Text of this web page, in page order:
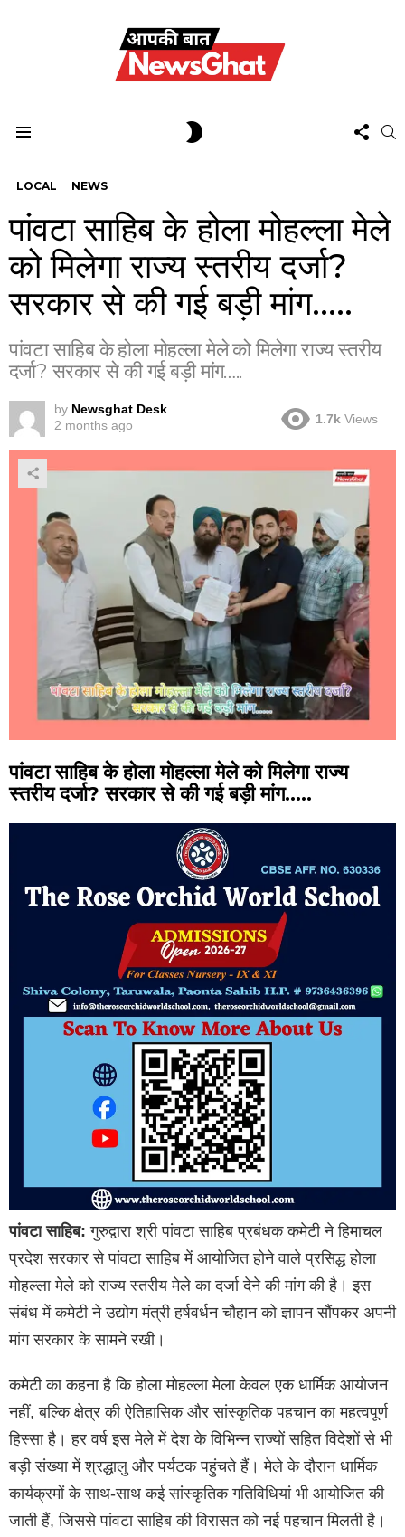
US
LOCAL NEWS
पांवटा साहिब के होला मोहल्ला मेले
को मिलेगा राज्य स्तरीय दर्जा?
सरकार से की गई बड़ी मांग…..
पांवटा साहिब के होला मोहल्ला मेले को मिलेगा राज्य स्तरीय
दर्जा? सरकार से की गई बड़ी मांग…..
by Newsghat Desk
2 months ago
1.7k Views
पांवटा साहिब के होला मोहल्ला मेले को मिलेगा राज्य
स्तरीय दर्जा? सरकार से की गई बड़ी मांग…..
पांवटा साहिब: गुरुद्वारा श्री पांवटा साहिब प्रबंधक कमेटी ने हिमाचल
प्रदेश सरकार से पांवटा साहिब में आयोजित होने वाले प्रसिद्ध होला
मोहल्ला मेले को राज्य स्तरीय मेले का दर्जा देने की मांग की है। इस
संबंध में कमेटी ने उद्योग मंत्री हर्षवर्धन चौहान को ज्ञापन सौंपकर अपनी
मांग सरकार के सामने रखी।
कमेटी का कहना है कि होला मोहल्ला मेला केवल एक धार्मिक आयोजन
नहीं, बल्कि क्षेत्र की ऐतिहासिक और सांस्कृतिक पहचान का महत्वपूर्ण
हिस्सा है। हर वर्ष इस मेले में देश के विभिन्न राज्यों सहित विदेशों से भी
बड़ी संख्या में श्रद्धालु और पर्यटक पहुंचते हैं। मेले के दौरान धार्मिक
कार्यक्रमों के साथ-साथ कई सांस्कृतिक गतिविधियां भी आयोजित की
जाती हैं, जिससे पांवटा साहिब की विरासत को नई पहचान मिलती है।